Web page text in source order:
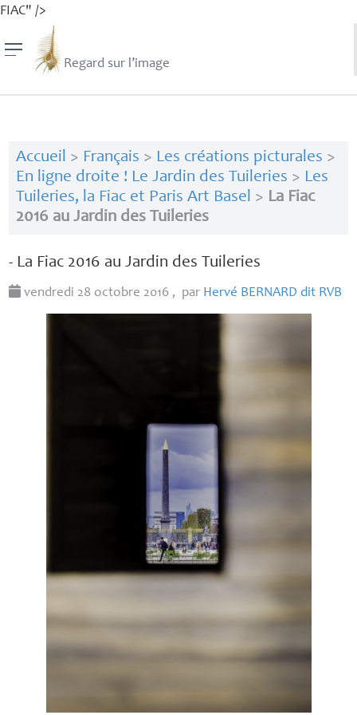
FIAC" />
Regard sur l’image
Accueil > Français > Les créations picturales >
En ligne droite ! Le Jardin des Tuileries > Les
Tuileries, la Fiac et Paris Art Basel > La Fiac
2016 au Jardin des Tuileries
- La Fiac 2016 au Jardin des Tuileries
vendredi 28 octobre 2016 , par Hervé BERNARD dit RVB